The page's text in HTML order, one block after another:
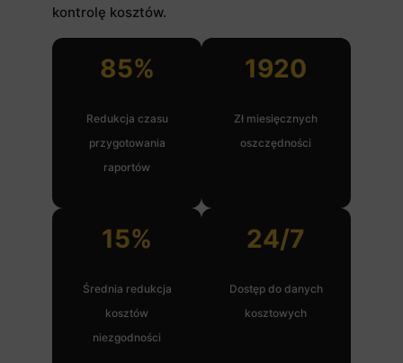
kontrolę kosztów.
85%
Redukcja czasu
przygotowania
raportów
1920
Zł miesięcznych
oszczędności
15%
Średnia redukcja
kosztów
niezgodności
24/7
Dostęp do danych
kosztowych